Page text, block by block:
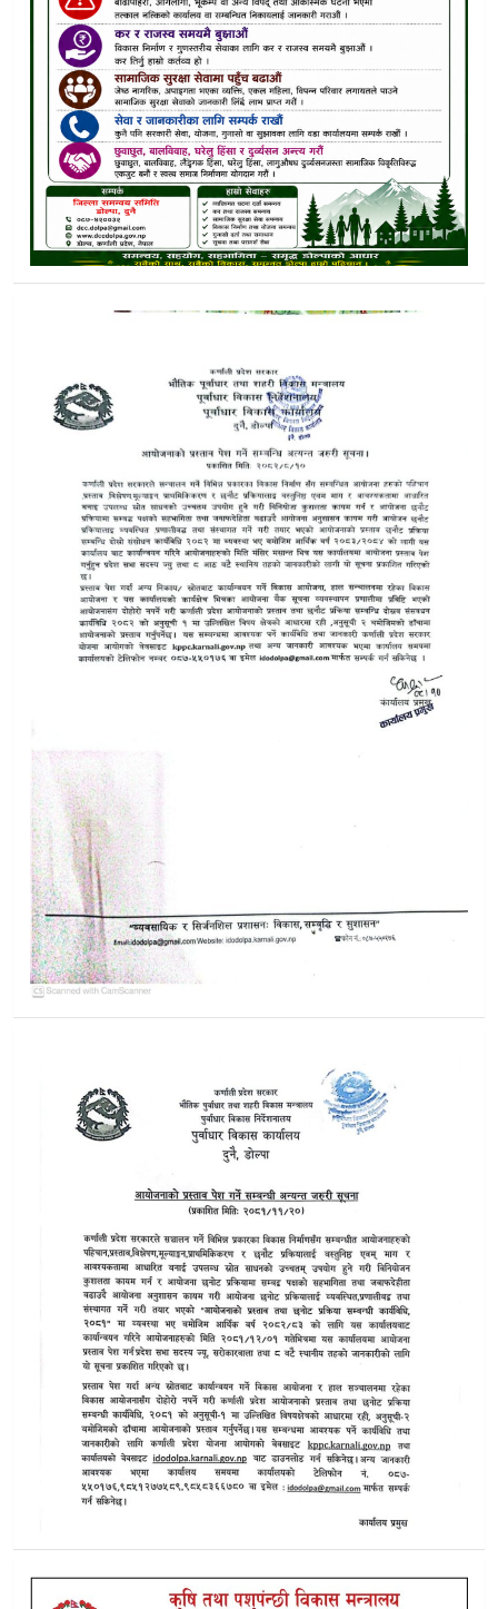
चौरजहारी नगरपालिकामा १ लाख घुस प्रकरण :मेयर बादी विरुद्ध मुद्दा
भेरी करिडोर जिम्मा सेनालाई दिलाएकोमा मन्त्रीलाई सांसद बुढाको
भेरी करिडोरको डाेल्पा लासिक्याप–सिसौल सडक खन्ने जिम्मा नेपाली
डोल्पामा एसइइका लागि ४ परीक्षा केन्द्र तोकिए, ६७४ विद्यार्थी
डोल्पा प्रहरीकाे प्रगति विवरण सार्वजनिक :२ मुद्दा दर्ता, ११ हजार
डाेल्पााकाे त्रिपुराकोटमा देवी भागवत महापुराण नवाह यज्ञ हुने,पुण्य
मध्यपूर्व हल्लाले डोल्पामा एलपी ग्यास किन्ने होड, बजारमा अभावको
डाेल्पाकाे भेत्तीमा ठूलीभेरीको पहिचान झल्किने प्रवेशद्वार बन्ने
कृषकका आवश्यकता समेट्दै डोल्पामा कृषि योजना तर्जुमा गाेष्ठि
किशोरी बलात्कारपछि हत्या घटनामा नागरिक समाजको डाेल्पाकाे
डोल्पामा सिमी–स्याउलाई ‘सुपर जोन’ बनाउने तयारी
डोल्पामा पशु सेवा व्यवसायीहरूको प्रदेशस्तरीय समन्वय गोष्ठी सम्पन्न
पशु रोग पहिचानमा डोल्पाको नयाँ अभ्यास:भेडाको नमुना प्रदेश र
डोल्पाकाे पहाडामा दुई महिने सिलाइ–कटाइ तालिम सम्पन्न
डाेल्पा कांग्रेसकाे चुनावी समीक्षा:बुढालाई धन्यवाद, वडा-२
डोल्पाको चुनावले खोलेको राजनीतिक यथार्थ
डोल्पाली भेडा होइनन्
डाेल्पाकाे दुर्गम दुर्गाउबस्तीमा ११६ औँ अन्तर्राष्ट्रिय महिला दिवस
डोल्पाबाट सांसद बनेका बुढाको प्रतिबद्धता:“जनताको विश्वास
डोल्पाबाट धनबहादुर बुढाको लगातार चौथो जित
अर्धकट्टीसहित ७ मतपत्र भेटिएपछि राेकिएकाे डाेल्मपाकाे
डोल्पा मतगणना अपडेट:,तारा चुनाव चिन्हका धनबहादुर बुढा
डोल्पामा शान्तिपूर्ण मतदान सम्पन्न, ६६.१६ प्रतिशत मत खस्यो
पहिले हाम्रालाई मत हाल्थेँ, यसपटक राम्रोलाई डाेल्पाकी ८८ वर्षीया
डाेल्पाका ७० मतदान केन्द्र मध्ये ५ मतदान केन्द्रमा अझै शुरु भएन
डाेल्पामा आयाेगकाे अनुगमन:अपायक मतदान केन्द्र र कमजोर मतदाता
फोतगाउँ मतदान केन्द्रमा खटिएका पाँच कर्मचारी बिरामी, दुई जनाको
शे फोक्सुण्डाेकाे फाेत मतदान केन्द्रमा निर्वाचन टोली बिरामी, सेनाद्वारा
त्रिपुरा मावि काटियाचौरदेखि जिल्लाभर: ७० वटै केन्द्रमा सर्वदलीय
डाेल्पाका ७० वटै मतदान केन्द्रमा पुगे निर्वाचन सामाग्री सहित
दुर्गमताले छेक्यो उम्मेदवारको पाइला,नदेखेरै मत हाल्दै उपल्लाे